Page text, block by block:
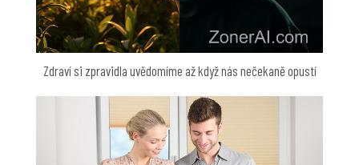
Zdraví si zpravidla uvědomíme až když nás nečekaně opustí